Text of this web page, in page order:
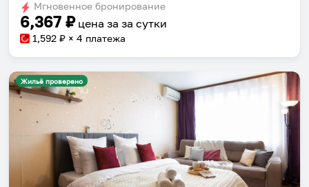
Мгновенное бронирование
6,367 ₽ цена за за сутки
1,592 ₽ × 4 платежа
Жильё проверено